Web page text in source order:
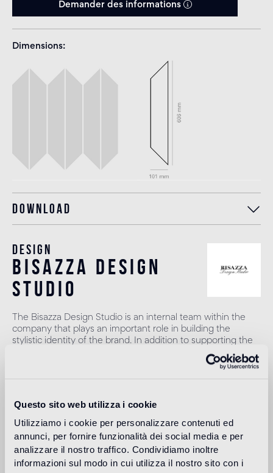
Questo sito web utilizza i cookie
Utilizziamo i cookie per personalizzare contenuti ed
annunci, per fornire funzionalità dei social media e per
analizzare il nostro traffico. Condividiamo inoltre
informazioni sul modo in cui utilizza il nostro sito con i
Demander des informations
Dimensions
Download
Design
bisazza design
studio
The Bisazza Design Studio is an internal team within the
company that plays an important role in building the
stylistic identity of the brand. In addition to supporting the
designers collaborating with Bisazza in the development of
new collections, it contributes to expanding the company's
Utilisation prévue